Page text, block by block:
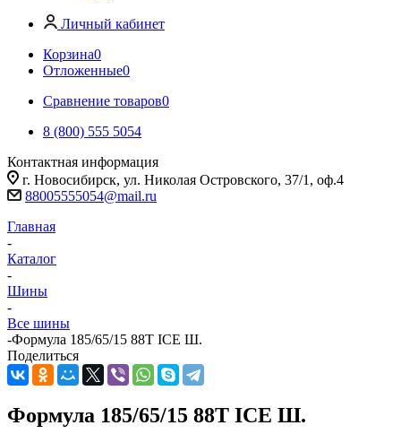
Личный кабинет
Корзина0
Отложенные0
Сравнение товаров0
8 (800) 555 5054
Контактная информация
г. Новосибирск, ул. Николая Островского, 37/1, оф.4
88005555054@mail.ru
Главная
-
Каталог
-
Шины
-
Все шины
-Формула 185/65/15 88T ICE Ш.
Поделиться
Формула 185/65/15 88T ICE Ш.